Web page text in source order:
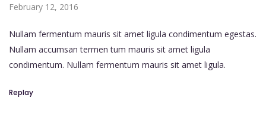
February 12, 2016
Nullam fermentum mauris sit amet ligula condimentum egestas.
Nullam accumsan termen tum mauris sit amet ligula
condimentum. Nullam fermentum mauris sit amet ligula.
Replay